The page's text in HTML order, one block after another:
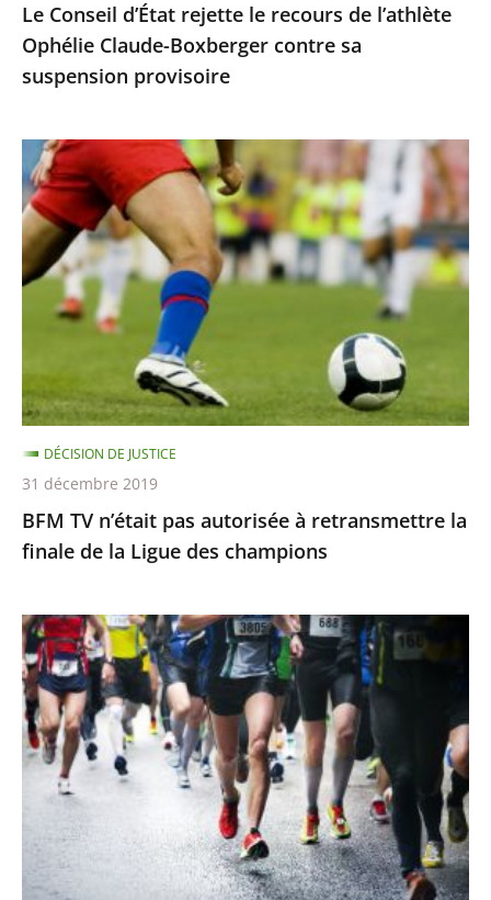
sa
suspension
provisoire
Le Conseil d’État rejette le recours de l’athlète
Ophélie Claude-Boxberger contre sa
suspension provisoire
BFM
TV
n’était
pas
autorisée
retransmettre
la
finale
de
la
Ligue
des
champions
BFM TV n’était pas autorisée à retransmettre la
finale de la Ligue des champions
DÉCISION DE JUSTICE
31 décembre 2019
Suspension
provisoire
de
Clémence
Calvin